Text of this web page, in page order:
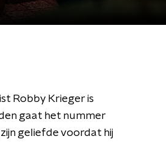
Robby Krieger is
gaat het nummer
geliefde voordat hij